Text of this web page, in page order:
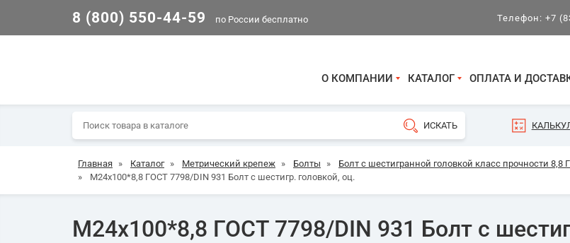
8 (800) 550-44-59 по России бесплатно Телефон: +7
О КОМПАНИИ КАТАЛОГ ОПЛАТА И
Главная » Каталог » Метрический крепеж » Болты »
Болт с шестигранной головкой класс прочности 8,8
»
М24х100*8,8 ГОСТ 7798/DIN 931 Болт с шестигр. головкой, оц.
М24х100*8,8 ГОСТ 7798/DIN 931 Болт с